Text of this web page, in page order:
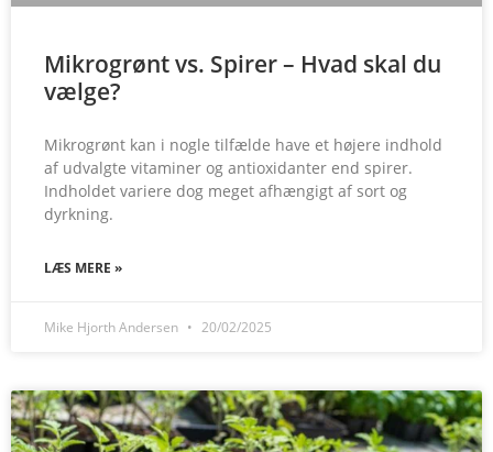
Mikrogrønt vs. Spirer – Hvad skal du
vælge?
Mikrogrønt kan i nogle tilfælde have et højere indhold
af udvalgte vitaminer og antioxidanter end spirer.
Indholdet variere dog meget afhængigt af sort og
dyrkning.
LÆS MERE »
Mike Hjorth Andersen 20/02/2025